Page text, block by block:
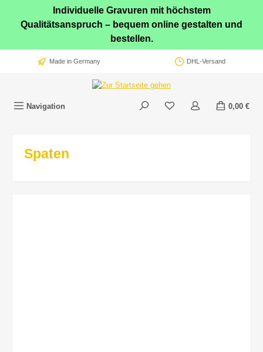
Zum Hauptinhalt springenIndividuelle Gravuren mit höchstem
Qualitätsanspruch – bequem online gestalten und
bestellen.
Made in Germany DHL-Versand
Navigation 0,00 €
Spaten